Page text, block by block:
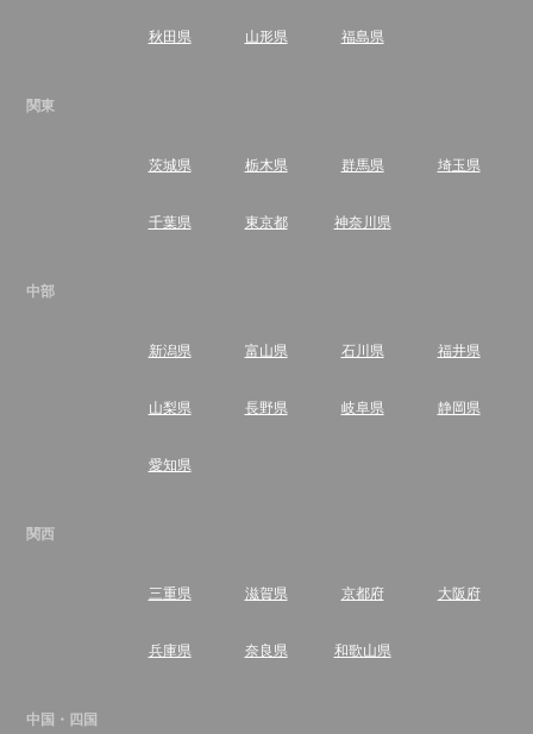
秋田県 山形県 福島県
関東
茨城県 栃木県 群馬県 埼玉県
千葉県 東京都 神奈川県
中部
新潟県 富山県 石川県 福井県
山梨県 長野県 岐阜県 静岡県
愛知県
関西
三重県 滋賀県 京都府 大阪府
兵庫県 奈良県 和歌山県
中国・四国